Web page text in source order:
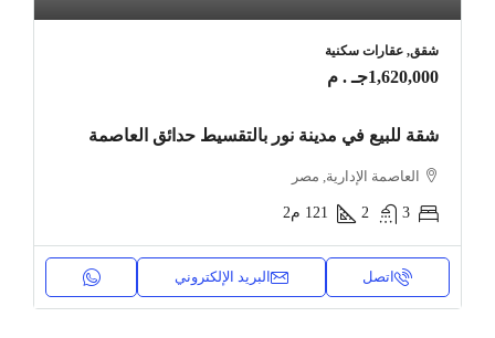
شقق, عقارات سكنية
1,620,000جـ . م
شقة للبيع في مدينة نور بالتقسيط حدائق العاصمة
العاصمة الإدارية, مصر
3
2
121 م2
اتصل البريد الإلكتروني